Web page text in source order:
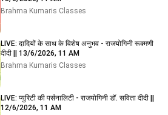
Brahma Kumaris Classes
LIVE: दादियों के साथ के विशेष अनुभव - राजयोगिनी रूक्मणी
दीदी || 13/6/2026, 11 AM
Brahma Kumaris Classes
LIVE: प्युरिटी की पर्सनालिटी - राजयोगिनी डॉ. सविता दीदी ||
12/6/2026, 11 AM